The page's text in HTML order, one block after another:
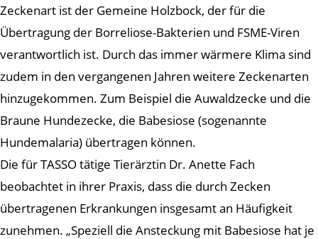
Zeckenart ist der Gemeine Holzbock, der für die
Übertragung der Borreliose-Bakterien und FSME-Viren
verantwortlich ist. Durch das immer wärmere Klima sind
zudem in den vergangenen Jahren weitere Zeckenarten
hinzugekommen. Zum Beispiel die Auwaldzecke und die
Braune Hundezecke, die Babesiose (sogenannte
Hundemalaria) übertragen können.
Die für TASSO tätige Tierärztin Dr. Anette Fach
beobachtet in ihrer Praxis, dass die durch Zecken
übertragenen Erkrankungen insgesamt an Häufigkeit
zunehmen. „Speziell die Ansteckung mit Babesiose hat je